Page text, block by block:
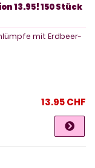
13.95! 150 Stück
mit Erdbeer-
13.95 CHF